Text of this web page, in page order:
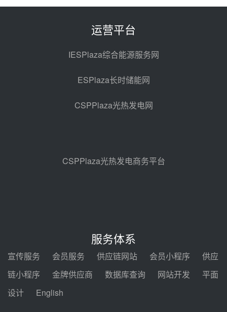
100MW光工程性能试验采购
光热示范电站二列蒸汽发生器设备
亚核阀业中标天山北麓100MW光
止阀、熔盐三偏心蝶阀采购
08-05 17:15
包项目熔盐介质超声波流量计采购
08-05 17:09
电机组灵活性改造项目三元液态盐
采购合同
迪尔化工预中标华能西安热工院
2026-2029年熔盐介质框架协议
运营平台
IESPlaza综合能源服务网
ESPlaza长时储能网
CSPPlaza光热发电网
CSPPlaza光热发电商务平台
服务体系
宣传服务 会员服务 供应链网站 会员小程序
供应
链小程序
金牌供应商 数据库查询 网站开发
平面
设计
English